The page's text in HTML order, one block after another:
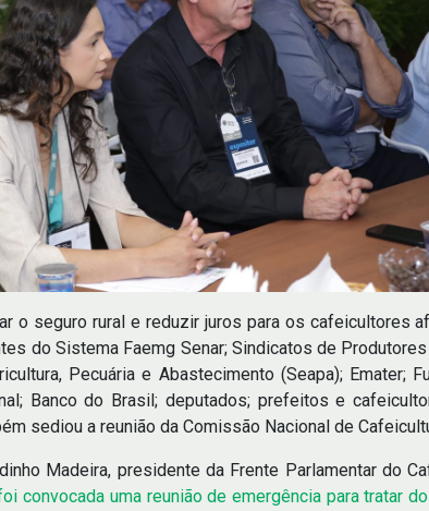
o seguro rural e reduzir juros para os cafeicultores
do Sistema Faemg Senar; Sindicatos de
Pecuária e Abastecimento (Seapa); Emater;
Banco do Brasil; deputados; prefeitos e
sediou a reunião da Comissão Nacional de
Madeira, presidente da Frente Parlamentar do
convocada uma reunião de emergência para tratar